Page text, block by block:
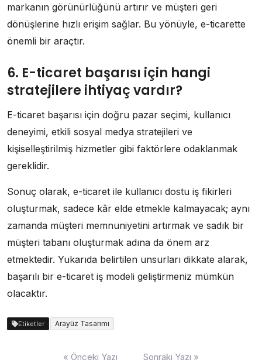
markanın görünürlüğünü artırır ve müşteri geri
dönüşlerine hızlı erişim sağlar. Bu yönüyle, e-ticarette
önemli bir araçtır.
6. E-ticaret başarısı için hangi
stratejilere ihtiyaç vardır?
E-ticaret başarısı için doğru pazar seçimi, kullanıcı
deneyimi, etkili sosyal medya stratejileri ve
kişiselleştirilmiş hizmetler gibi faktörlere odaklanmak
gereklidir.
Sonuç olarak, e-ticaret ile kullanıcı dostu iş fikirleri
oluşturmak, sadece kâr elde etmekle kalmayacak; aynı
zamanda müşteri memnuniyetini artırmak ve sadık bir
müşteri tabanı oluşturmak adına da önem arz
etmektedir. Yukarıda belirtilen unsurları dikkate alarak,
başarılı bir e-ticaret iş modeli geliştirmeniz mümkün
olacaktır.
Etiketler Arayüz Tasarımı
« Önceki Yazı Sonraki Yazı »